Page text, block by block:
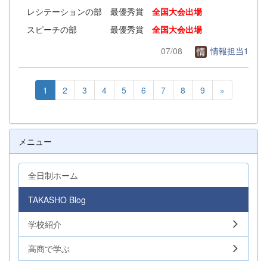
レシテーションの部 最優秀賞 全国大会出場
スピーチの部 最優秀賞 全国大会出場
07/08
情報担当1
1 2 3 4 5 6 7 8 9 »
メニュー
全日制ホーム
TAKASHO Blog
学校紹介
高商で学ぶ